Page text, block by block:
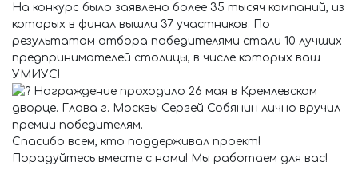
На конкурс было заявлено более 35 тысяч компаний, из
которых в финал вышли 37 участников. По
результатам отбора победителями стали 10 лучших
предпринимателей столицы, в числе которых ваш
УМИУС!
Награждение проходило 26 мая в Кремлевском
дворце. Глава г. Москвы Сергей Собянин лично вручил
премии победителям.
Спасибо всем, кто поддерживал проект!
Порадуйтесь вместе с нами! Мы работаем для вас!